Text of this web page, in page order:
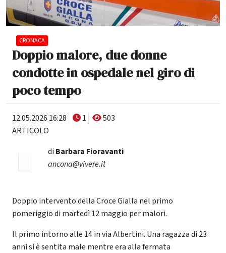
CRONACA
Doppio malore, due donne
condotte in ospedale nel giro di
poco tempo
12.05.2026 16:28 1
503
ARTICOLO
di Barbara Fioravanti
ancona@vivere.it
Doppio intervento della Croce Gialla nel primo
pomeriggio di martedì 12 maggio per malori.
Il primo intorno alle 14 in via Albertini. Una ragazza di 23
anni si è sentita male mentre era alla fermata